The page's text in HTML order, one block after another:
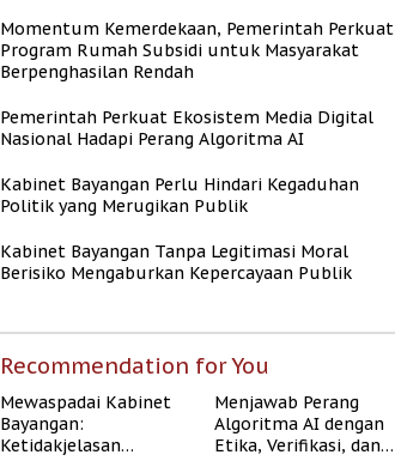
Momentum Kemerdekaan, Pemerintah Perkuat
Program Rumah Subsidi untuk Masyarakat
Berpenghasilan Rendah
Pemerintah Perkuat Ekosistem Media Digital
Nasional Hadapi Perang Algoritma AI
Kabinet Bayangan Perlu Hindari Kegaduhan
Politik yang Merugikan Publik
Kabinet Bayangan Tanpa Legitimasi Moral
Berisiko Mengaburkan Kepercayaan Publik
Recommendation for You
Mewaspadai Kabinet
Bayangan:
Ketidakjelasan
Menjawab Perang
Algoritma AI dengan
Etika, Verifikasi, dan